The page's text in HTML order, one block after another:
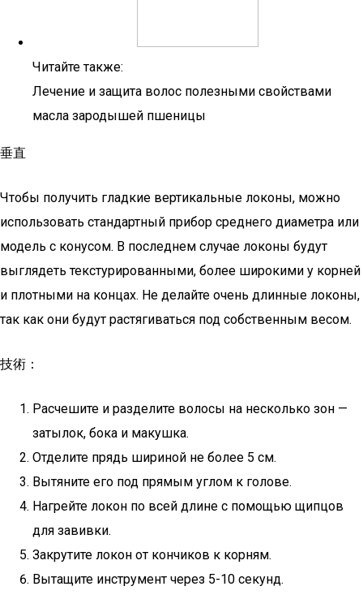
Читайте также:
Лечение и защита волос полезными свойствами
масла зародышей пшеницы
垂直
Чтобы получить гладкие вертикальные локоны, можно
использовать стандартный прибор среднего диаметра или
модель с конусом. В последнем случае локоны будут
выглядеть текстурированными, более широкими у корней
и плотными на концах. Не делайте очень длинные локоны,
так как они будут растягиваться под собственным весом.
技術：
Расчешите и разделите волосы на несколько зон —
затылок, бока и макушка.
Отделите прядь шириной не более 5 см.
Вытяните его под прямым углом к голове.
Нагрейте локон по всей длине с помощью щипцов
для завивки.
Закрутите локон от кончиков к корням.
Вытащите инструмент через 5-10 секунд.